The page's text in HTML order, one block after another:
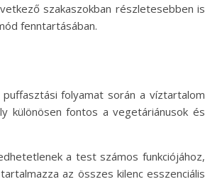
szakaszokban részletesebben is
fenntartásában.
folyamat során a víztartalom
különösen fontos a vegetáriánusok és
a test számos funkciójához,
az összes kilenc esszenciális